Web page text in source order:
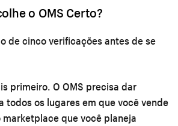
o OMS Certo?
de cinco verificações antes de se
primeiro. O OMS precisa dar
todos os lugares em que você vende
que você planeja